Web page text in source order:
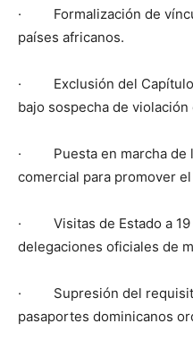
· Formalización de
países africanos.
· Exclusión del Capítulo
bajo sospecha de
· Puesta en marcha de
comercial para promover
· Visitas de Estado a 19
delegaciones oficiales de
· Supresión del
pasaportes dominicanos